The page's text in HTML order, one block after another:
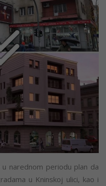
narednom periodu plan da
u Kninskoj ulici, kao i